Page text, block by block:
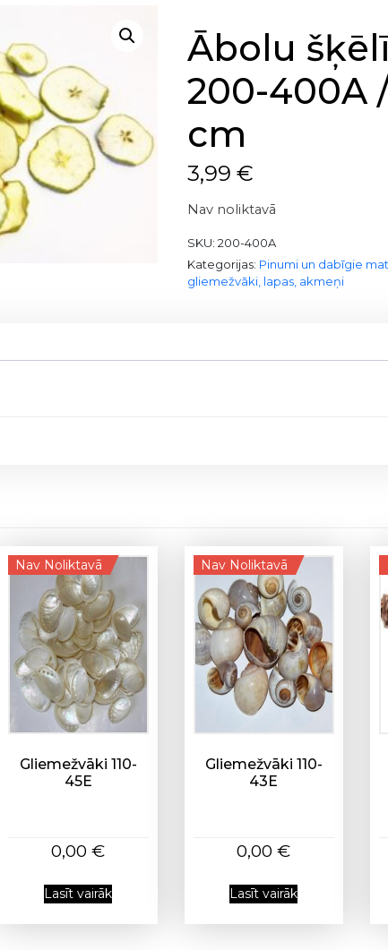
Ābolu
200-400A
cm
3,99 €
Nav noliktavā
SKU: 200-400A
Kategorijas: Pinumi un dabīgie
gliemežvāki, lapas, akmeņi
Nav Noliktavā
Gliemežvāki 110-
45E
0,00€
Lasīt vairāk
Nav Noliktavā
Gliemežvāki 110-
43E
0,00€
Lasīt vairāk